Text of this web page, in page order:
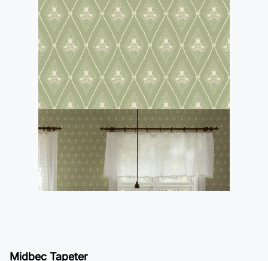
Midbec Tapeter